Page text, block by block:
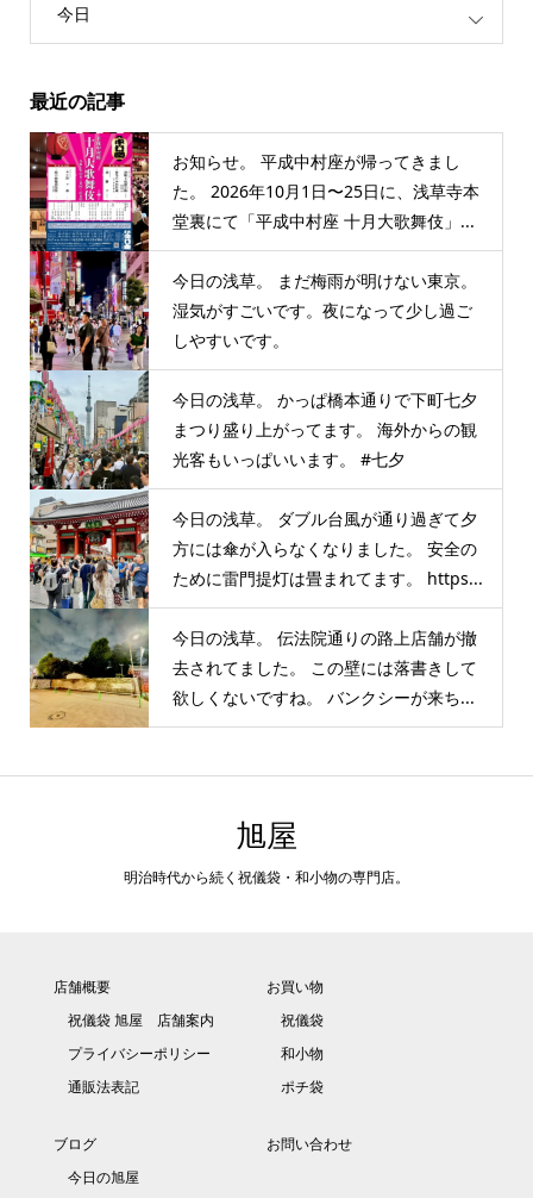
今日
最近の記事
お知らせ。 平成中村座が帰ってきまし
た。 2026年10月1日〜25日に、浅草寺本
堂裏にて「平成中村座 十月大歌舞伎」...
今日の浅草。 まだ梅雨が明けない東京。
湿気がすごいです。夜になって少し過ご
しやすいです。
今日の浅草。 かっぱ橋本通りで下町七夕
まつり盛り上がってます。 海外からの観
光客もいっぱいいます。 #七夕
今日の浅草。 ダブル台風が通り過ぎて夕
方には傘が入らなくなりました。 安全の
ために雷門提灯は畳まれてます。 https...
今日の浅草。 伝法院通りの路上店舗が撤
去されてました。 この壁には落書きして
欲しくないですね。 バンクシーが来ち...
旭屋
明治時代から続く祝儀袋・和小物の専門店。
店舗概要
祝儀袋 旭屋 店舗案内
プライバシーポリシー
通販法表記
お買い物
祝儀袋
和小物
ポチ袋
ブログ
今日の旭屋
お問い合わせ